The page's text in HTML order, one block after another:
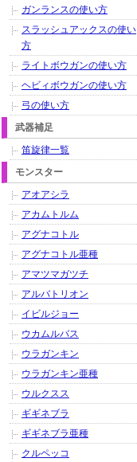
ガンランスの使い方
スラッシュアックスの使い
方
ライトボウガンの使い方
ヘビィボウガンの使い方
弓の使い方
武器補足
笛旋律一覧
モンスター
アオアシラ
アカムトルム
アグナコトル
アグナコトル亜種
アマツマガツチ
アルバトリオン
イビルジョー
ウカムルバス
ウラガンキン
ウラガンキン亜種
ウルクスス
ギギネブラ
ギギネブラ亜種
クルペッコ